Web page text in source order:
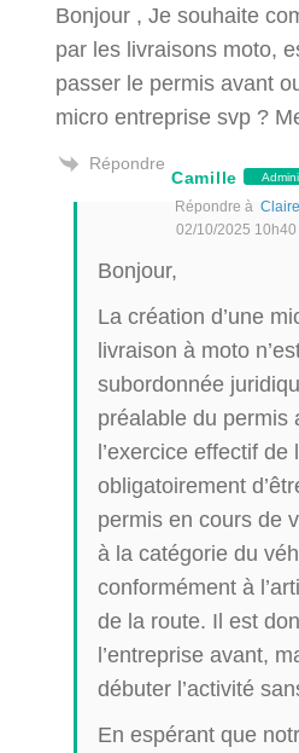
Bonjour , Je souhaite
par les livraisons moto,
passer le permis avant
micro entreprise svp ?
Répondre
Camille
Répondre à
02/10/2025 10h40
Bonjour,
La création d’une
livraison à moto
subordonnée
préalable du permis
l’exercice effectif de
obligatoirement
permis en cours de
à la catégorie du
conformément à
de la route. Il est
l’entreprise avant,
débuter l’activité
En espérant que